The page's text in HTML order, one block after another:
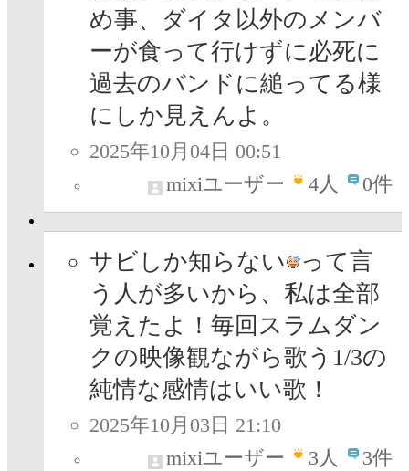
め事、ダイタ以外のメンバ
ーが食って行けずに必死に
過去のバンドに縋ってる様
にしか見えんよ。
2025年10月04日 00:51
mixiユーザー
4人 0件
サビしか知らない
って言
う人が多いから、私は全部
覚えたよ！毎回スラムダン
クの映像観ながら歌う1/3の
純情な感情はいい歌！
2025年10月03日 21:10
mixiユーザー
3人 3件